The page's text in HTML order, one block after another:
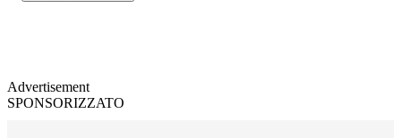
Advertisement
SPONSORIZZATO